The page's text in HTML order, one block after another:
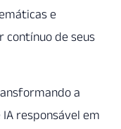
e
de seus
a
responsável em